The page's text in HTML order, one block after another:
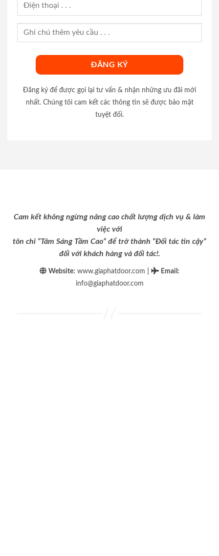
Đăng ký để được gọi lại tư vấn & nhận những ưu đãi mới
nhất. Chúng tôi cam kết các thông tin sẽ được bảo mật
tuyệt đối.
Cam kết không ngừng nâng cao chất lượng dịch vụ & làm
việc với
tôn chỉ “Tâm Sáng Tầm Cao” để trở thành “Đối tác tin cậy”
đối với khách hàng và đối tác!.
Website: www.giaphatdoor.com Email :
info@giaphatdoor.com